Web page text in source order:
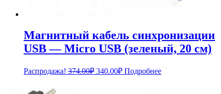
Магнитный кабель синхронизации
USB — Micro USB (зеленый, 20 см)
Распродажа! 374.00₽ Первоначальная
340.00₽Текущая
цена:
Подробнее